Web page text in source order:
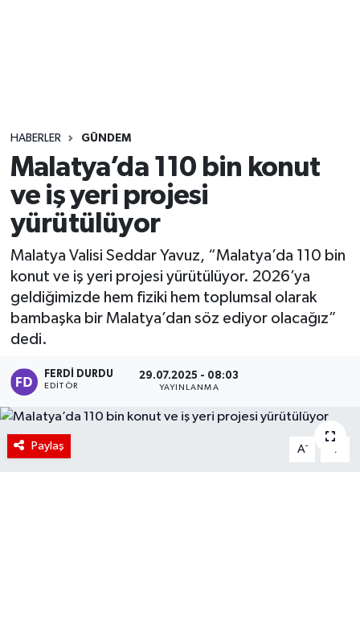
HABERLER GÜNDEM
Malatya’da 110 bin konut
ve iş yeri projesi
yürütülüyor
Malatya Valisi Seddar Yavuz, “Malatya’da 110 bin
konut ve iş yeri projesi yürütülüyor. 2026’ya
geldiğimizde hem fiziki hem toplumsal olarak
bambaşka bir Malatya’dan söz ediyor olacağız”
dedi.
FERDI DURDU
EDITÖR
29.07.2025 - 08:03
YAYINLANMA
Paylaş A- A
Yaşam